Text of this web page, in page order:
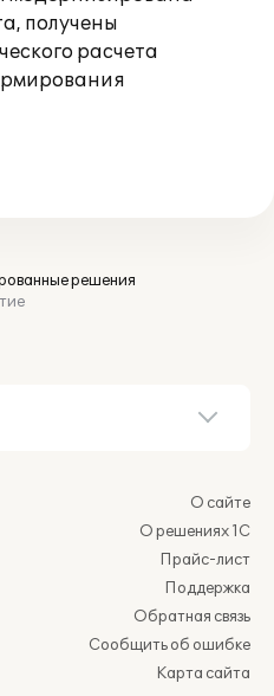
получены
расчета
решения
О сайте
О решениях 1С
Прайс-лист
Поддержка
Обратная связь
Сообщить об ошибке
Карта сайта